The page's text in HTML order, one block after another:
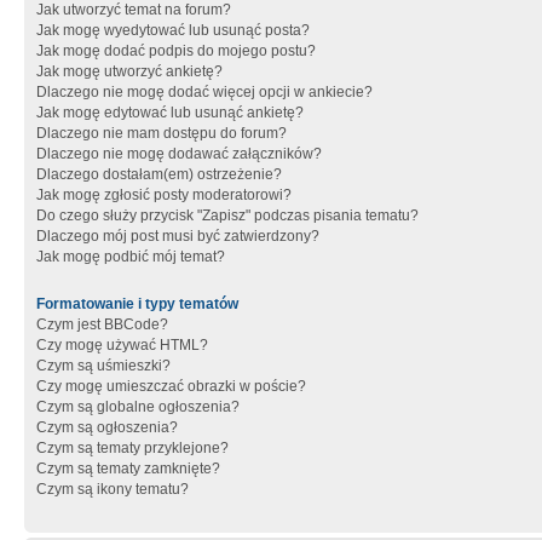
Jak utworzyć temat na forum?
Jak mogę wyedytować lub usunąć posta?
Jak mogę dodać podpis do mojego postu?
Jak mogę utworzyć ankietę?
Dlaczego nie mogę dodać więcej opcji w ankiecie?
Jak mogę edytować lub usunąć ankietę?
Dlaczego nie mam dostępu do forum?
Dlaczego nie mogę dodawać załączników?
Dlaczego dostałam(em) ostrzeżenie?
Jak mogę zgłosić posty moderatorowi?
Do czego służy przycisk "Zapisz" podczas pisania tematu?
Dlaczego mój post musi być zatwierdzony?
Jak mogę podbić mój temat?
Formatowanie i typy tematów
Czym jest BBCode?
Czy mogę używać HTML?
Czym są uśmieszki?
Czy mogę umieszczać obrazki w poście?
Czym są globalne ogłoszenia?
Czym są ogłoszenia?
Czym są tematy przyklejone?
Czym są tematy zamknięte?
Czym są ikony tematu?